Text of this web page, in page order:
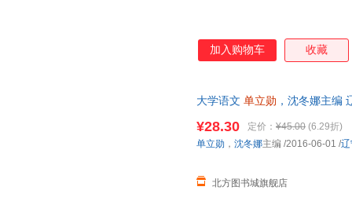
加入购物车 收藏
大学语文 单立勋 ，沈冬娜主编
¥28.30 定价： ¥45.00 (6.29折)
北方图书城旗舰店
单立勋 ， 沈冬娜主编 /2016-06-01 /